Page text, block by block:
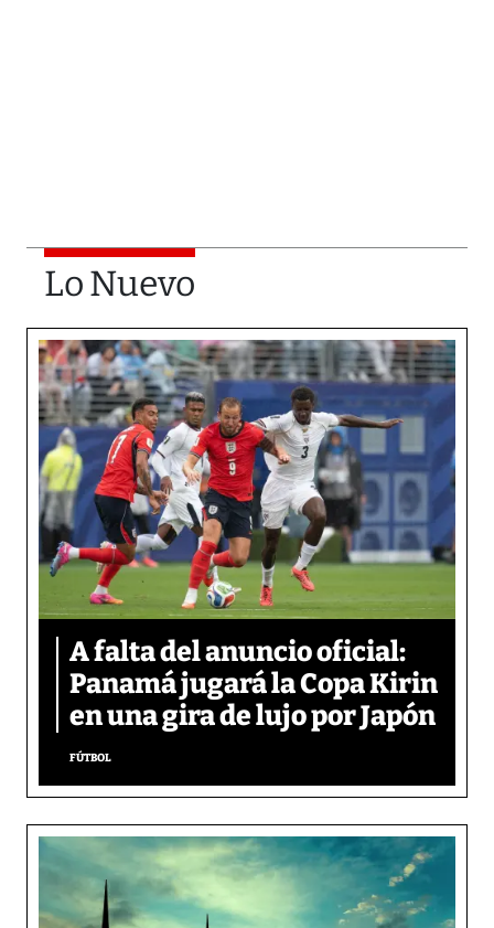
Lo Nuevo
A falta del anuncio oficial:
Panamá jugará la Copa Kirin
en una gira de lujo por Japón
FÚTBOL